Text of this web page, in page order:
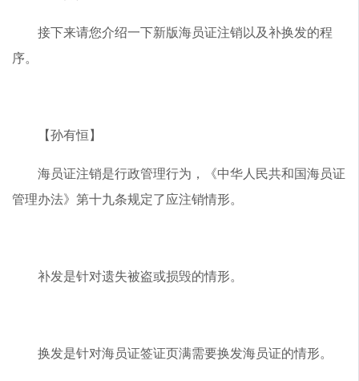
接下来请您介绍一下新版海员证注销以及补换发的程
序。
【孙有恒】
海员证注销是行政管理行为，《中华人民共和国海员证
管理办法》第十九条规定了应注销情形。
补发是针对遗失被盗或损毁的情形。
换发是针对海员证签证页满需要换发海员证的情形。